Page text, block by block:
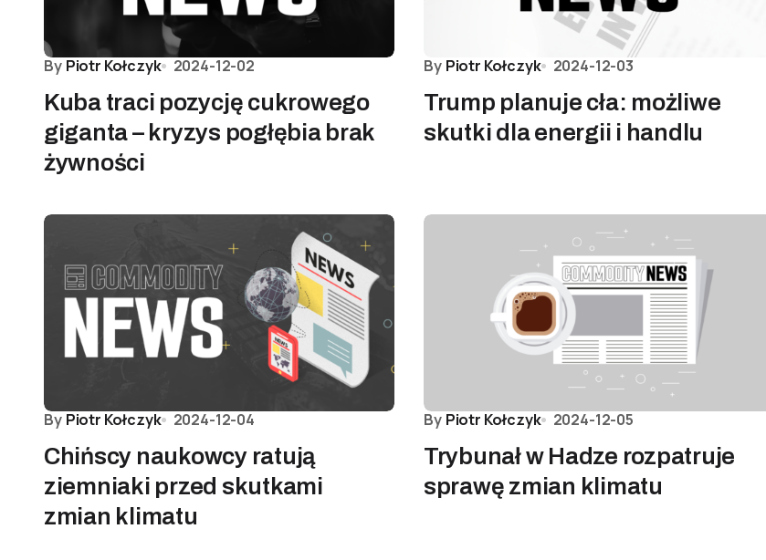
By Piotr Kołczyk 2024-12-02
Kuba traci pozycję cukrowego
giganta – kryzys pogłębia brak
żywności
By Piotr Kołczyk 2024-12-03
Trump planuje cła: możliwe
skutki dla energii i handlu
By Piotr Kołczyk 2024-12-04
Chińscy naukowcy ratują
ziemniaki przed skutkami
zmian klimatu
By Piotr Kołczyk 2024-12-05
Trybunał w Hadze rozpatruje
sprawę zmian klimatu